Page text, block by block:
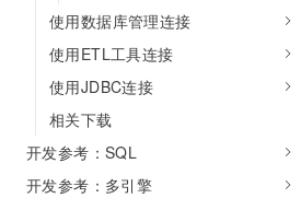
使用数据库管理连接
使用ETL工具连接
使用JDBC连接
相关下载
开发参考：SQL
开发参考：多引擎